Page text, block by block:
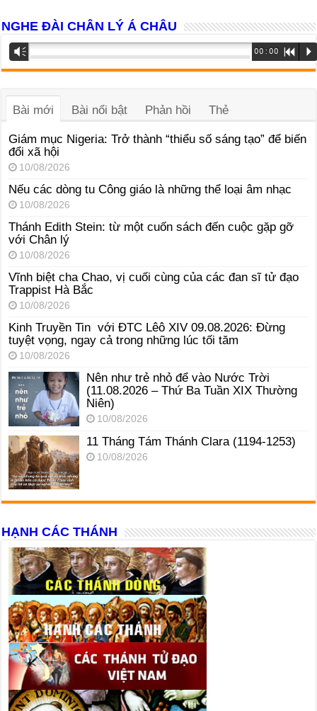
NGHE ĐÀI CHÂN LÝ Á CHÂU
Trình
phát
Vm 00:00 R P
Bài mới Bài nổi bật Phản hồi Thẻ
Giám mục Nigeria: Trở thành “thiểu số sáng tạo” để biến
đổi xã hội
10/08/2026
Nếu các dòng tu Công giáo là những thể loại âm nhạc
10/08/2026
Thánh Edith Stein: từ một cuốn sách đến cuộc gặp gỡ
với Chân lý
10/08/2026
Vĩnh biệt cha Chao, vị cuối cùng của các đan sĩ tử đạo
Trappist Hà Bắc
10/08/2026
Kinh Truyền Tin với ĐTC Lêô XIV 09.08.2026: Đừng
tuyệt vọng, ngay cả trong những lúc tối tăm
10/08/2026
Nên như trẻ nhỏ để vào Nước Trời
(11.08.2026 – Thứ Ba Tuần XIX Thường
Niên)
10/08/2026
11 Tháng Tám Thánh Clara (1194-1253)
10/08/2026
HẠNH CÁC THÁNH